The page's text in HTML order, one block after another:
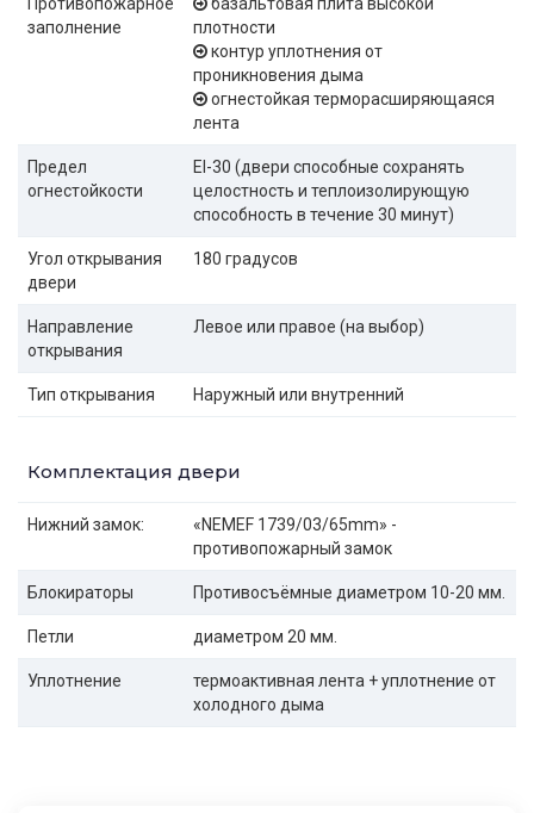
заполнение
плотности
контур уплотнения от
проникновения дыма
огнестойкая терморасширяющаяся
лента
Предел
огнестойкости
EI-30 (двери способные сохранять
целостность и теплоизолирующую
способность в течение 30 минут)
Угол открывания
двери
180 градусов
Направление
открывания
Левое или правое (на выбор)
Тип открывания Наружный или внутренний
Комплектация двери
Нижний замок:
«NEMEF 1739/03/65mm» -
противопожарный замок
Блокираторы Противосъёмные диаметром 10-20 мм.
Петли диаметром 20 мм.
Уплотнение
термоактивная лента + уплотнение от
холодного дыма